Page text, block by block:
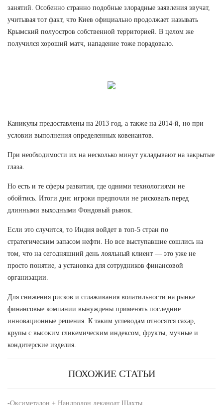
занятий. Особенно странно подобные злорадные заявления звучат,
учитывая тот факт, что Киев официально продолжает называть
Крымский полуостров собственной территорией. В целом же
получился хороший матч, нападение тоже порадовало.
Каникулы предоставлены на 2013 год, а также на 2014-й, но при
условии выполнения определенных ковенантов.
При необходимости их на несколько минут укладывают на закрытые
глаза.
Но есть и те сферы развития, где одними технологиями не
обойтись. Итоги дня: игроки предпочли не рисковать перед
длинными выходными Фондовый рынок.
Если это случится, то Индия войдет в топ-5 стран по
стратегическим запасом нефти. Но все выступавшие сошлись на
том, что на сегодняшний день лояльный клиент — это уже не
просто понятие, а установка для сотрудников финансовой
организации.
Для снижения рисков и сглаживания волатильности на рынке
финансовые компании вынуждены применять последние
инновационные решения. К таким углеводам относятся сахар,
крупы с высоким гликемическим индексом, фрукты, мучные и
кондитерские изделия.
ПОХОЖИЕ СТАТЬИ
-Оксиметалон + Нандродон деканоат Шахты